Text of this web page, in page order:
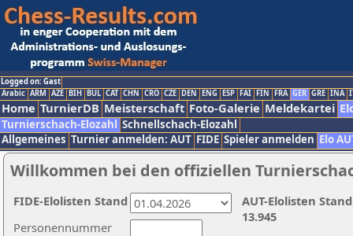
Logged on: Gast
Arabic ARM AZE BIH BUL CAT CHN CRO CZE DEN ENG ESP FAI FIN FRA GER GRE INA
Home TurnierDB Meisterschaft Foto-Galerie Meldekartei
Turnierschach-Elozahl Schnellschach-Elozahl
Allgemeines Turnier anmelden: AUT FIDE Spieler anmelden Elo
Willkommen bei den offiziellen
Personennummer
AUT-Elolisten
13.945
FIDE-Elolisten Stand